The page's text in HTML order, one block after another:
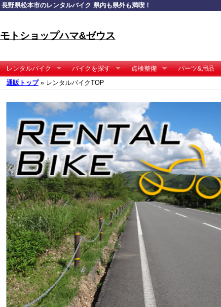
長野県松本市のレンタルバイク 県内も県外も満喫！
モトショップハマ&ゼウス
レンタルバイク バイクを探す 点検整備
パーツ&用品
通販トップ» レンタルバイクTOP